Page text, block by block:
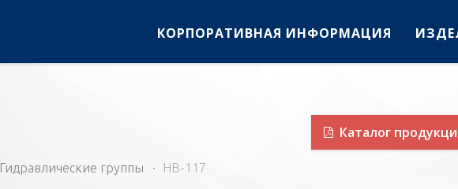
КОРПОРАТИВНАЯ ИНФОРМАЦИЯ
Каталог
Гидравлические группы HB-117